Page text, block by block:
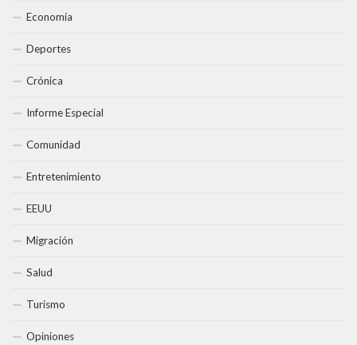
Economía
Deportes
Crónica
Informe Especial
Comunidad
Entretenimiento
EEUU
Migración
Salud
Turismo
Opiniones